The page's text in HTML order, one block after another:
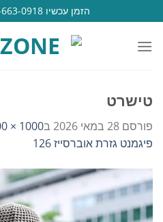
to
content
הזמן עכשיו 055-663-0918 MENZONE
טישרט
פורסם 28 במאי 2026 ב1000 × 1500
פיגמנט גזרת אוברסייז 126